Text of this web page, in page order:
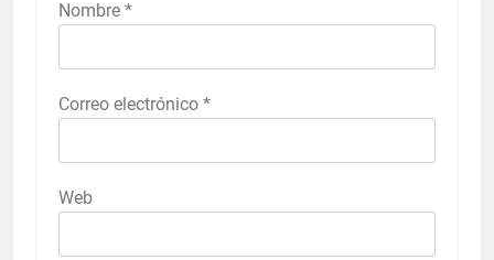
Nombre *
Correo electrónico *
Web